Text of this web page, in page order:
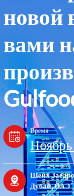
новой
вами
Время
Шейх
Дубай, ОАЭ